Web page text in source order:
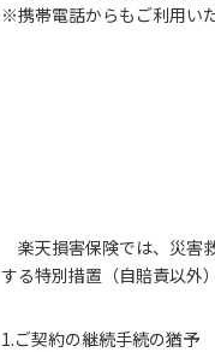
※携帯電話からもご利用い
楽天損害保険では、災害
する特別措置（自賠責以外
1.ご契約の継続手続の猶予